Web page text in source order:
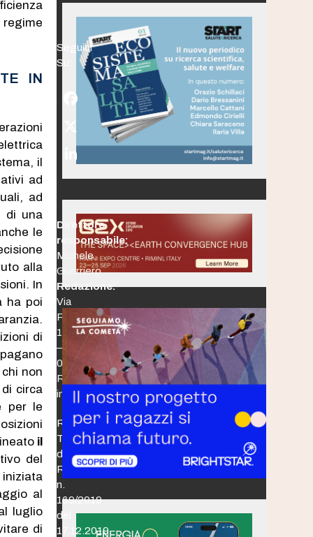
regime
IN
il
ad
ad
di una
le
alla
In
ha poi
di
non
circa
per le
il
del
iniziata
al
luglio
di
Seguici
Su:
Facebook
Twitter
(deprecated)
LinkedIn
Direttore
responsabile:
Michele
Guerriero
Redazione:
Via
Po,
16/B
–
00198
Roma
info@mailip.it
Registrazione
Tribunale
di
Roma
n.
169/2019
del
17.12.2019